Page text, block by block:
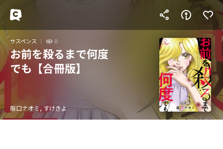
サスペンス 0
お前を殺るまで何度
でも【合冊版】
阪口ナオミ, すけきよ